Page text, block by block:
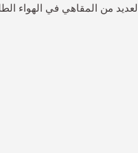
من المقاهي في الهواء